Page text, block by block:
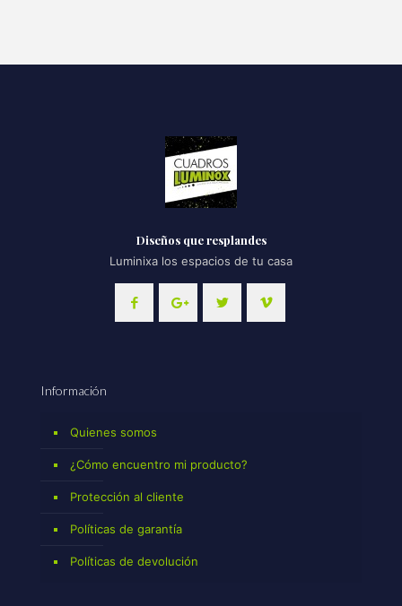
Diseños que resplandes
Luminixa los espacios de tu casa
Información
Quienes somos
¿Cómo encuentro mi producto?
Protección al cliente
Políticas de garantía
Políticas de devolución